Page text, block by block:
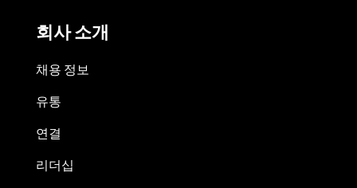
회사 소개
채용 정보
유통
연결
리더십